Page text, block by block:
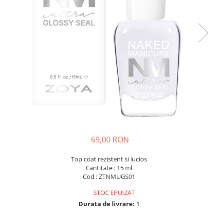
69,00 RON
Top coat rezistent si lucios
Cantitate : 15 ml
Cod : ZTNMUGS01
STOC EPUIZAT
Durata de livrare: 1